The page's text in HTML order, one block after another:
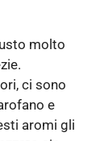
molto
ci sono
e
aromi gli